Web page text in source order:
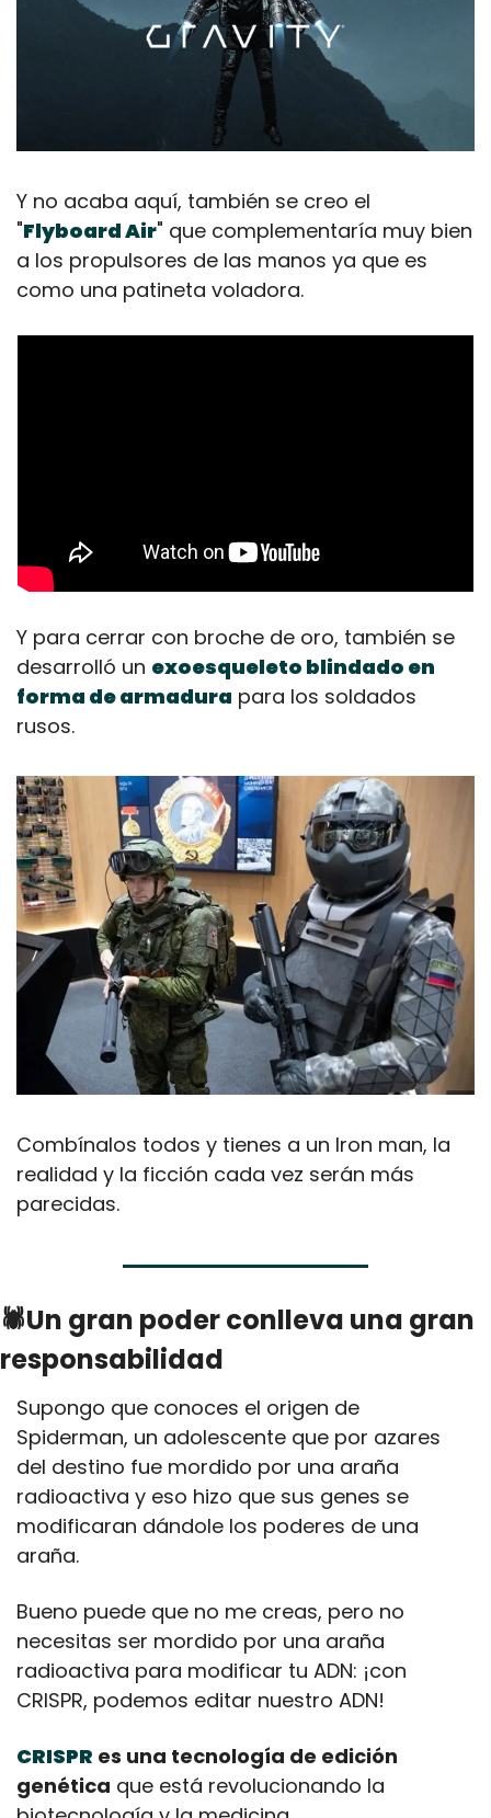
Y no acaba aquí, también se creo el
"Flyboard Air" que complementaría muy bien
a los propulsores de las manos ya que es
como una patineta voladora.
Y para cerrar con broche de oro, también se
desarrolló un exoesqueleto blindado en
forma de armadura para los soldados
rusos.
Combínalos todos y tienes a un Iron man, la
realidad y la ficción cada vez serán más
parecidas.
🕷Un gran poder conlleva una gran
responsabilidad
Supongo que conoces el origen de
Spiderman, un adolescente que por azares
del destino fue mordido por una araña
radioactiva y eso hizo que sus genes se
modificaran dándole los poderes de una
araña.
Bueno puede que no me creas, pero no
necesitas ser mordido por una araña
radioactiva para modificar tu ADN: ¡con
CRISPR, podemos editar nuestro ADN!
CRISPR es una tecnología de edición
genética que está revolucionando la